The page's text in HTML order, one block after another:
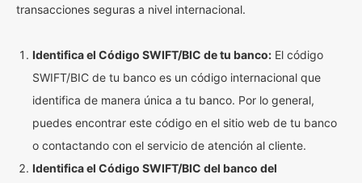
transacciones seguras a nivel internacional.
Identifica el Código SWIFT/BIC de tu banco: El código
SWIFT/BIC de tu banco es un código internacional que
identifica de manera única a tu banco. Por lo general,
puedes encontrar este código en el sitio web de tu banco
o contactando con el servicio de atención al cliente.
Identifica el Código SWIFT/BIC del banco del